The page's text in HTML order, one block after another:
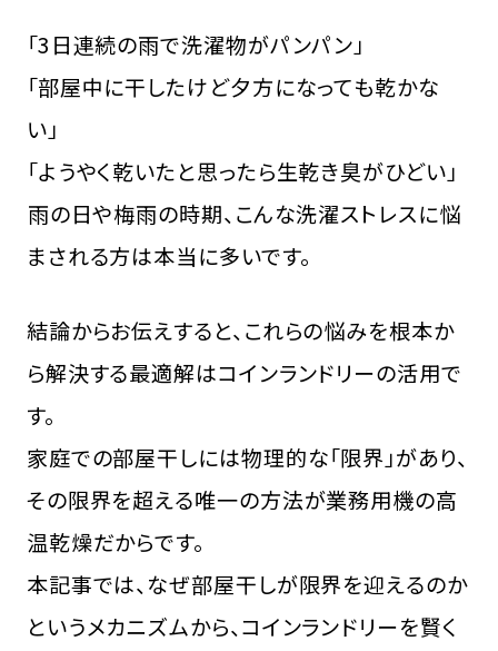
「3日連続の雨で洗濯物がパンパン」
「部屋中に干したけど夕方になっても乾かな
い」
「ようやく乾いたと思ったら生乾き臭がひどい」
――雨の日や梅雨の時期、こんな洗濯ストレスに悩
まされる方は本当に多いです。
結論からお伝えすると、これらの悩みを根本か
ら解決する最適解はコインランドリーの活用で
す。
家庭での部屋干しには物理的な「限界」があり、
その限界を超える唯一の方法が業務用機の高
温乾燥だからです。
本記事では、なぜ部屋干しが限界を迎えるのか
というメカニズムから、コインランドリーを賢く